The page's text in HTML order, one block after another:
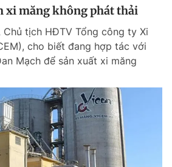
xi măng không phát thải
Chủ tịch HĐTV Tổng công ty Xi
cho biết đang hợp tác với
Mạch để sản xuất xi măng